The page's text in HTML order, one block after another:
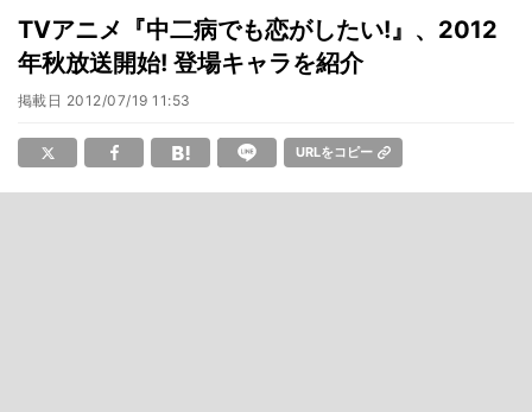
TVアニメ『中二病でも恋がしたい!』、2012
年秋放送開始! 登場キャラを紹介
掲載日 2012/07/19 11:53
URLをコピー